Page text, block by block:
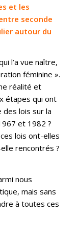
et les
seconde
autour du
l’a vue naître,
féminine ».
réalité et
étapes qui ont
des lois sur la
et 1982 ?
lois ont-elles
rencontrés ?
nous
mais sans
à toutes ces